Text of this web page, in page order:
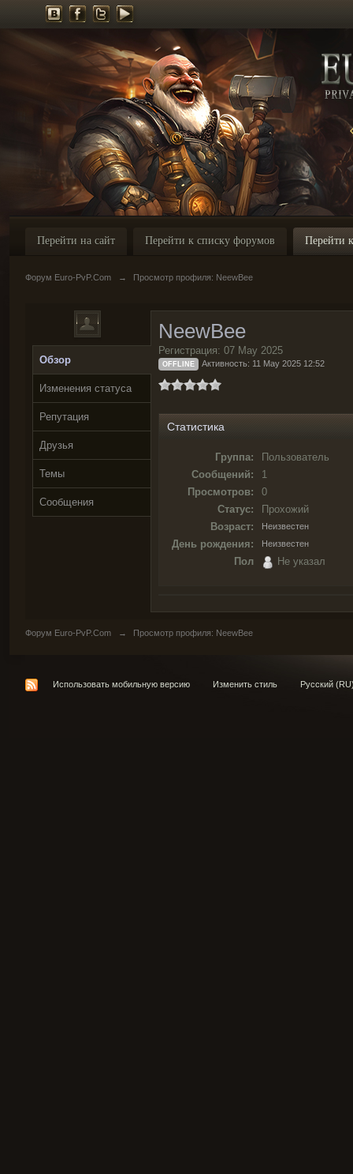
Перейти на сайт Перейти к списку форумов Перейти
Форум Euro-PvP.Com → Просмотр профиля: NeewBee
Обзор
Изменения статуса
Репутация
Друзья
Темы
Сообщения
NeewBee
Регистрация: 07 May 2025
OFFLINE Активность: 11 May 2025 12:52
Статистика
Группа:
Пользователь
Сообщений:
1
Просмотров:
0
Статус:
Прохожий
Возраст:
Неизвестен
День рождения: Неизвестен
Пол Не указал
Форум Euro-PvP.Com → Просмотр профиля: NeewBee
Использовать мобильную версию Изменить стиль Русский